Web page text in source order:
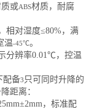
或ABS材质，耐腐
相对湿度≤80%，满
温-45℃。
分辨率0.01℃，控温
配备3 只可同时升降的
距离：
，标准配